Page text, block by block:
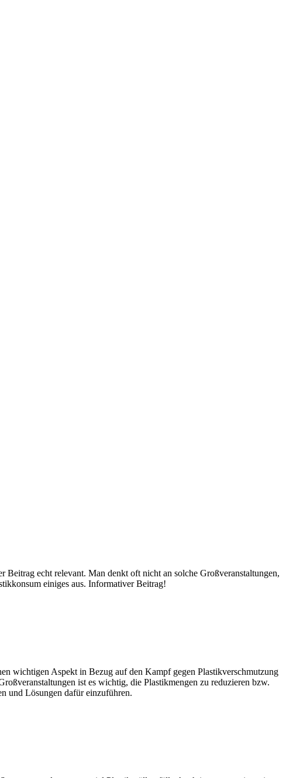
Beitrag echt relevant. Man denkt oft nicht an solche Großveranstaltungen,
einiges aus. Informativer Beitrag!
wichtigen Aspekt in Bezug auf den Kampf gegen Plastikverschmutzung
ist es wichtig, die Plastikmengen zu reduzieren bzw.
und Lösungen dafür einzuführen.